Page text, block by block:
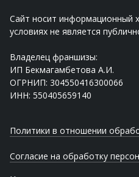
Сайт носит информационный
условиях не является
Владелец франшизы:
ИП Бекмагамбетова А.И.
ОГРНИП: 304550416300066
ИНН: 550405659140
Политики в отношении
Согласие на обработку